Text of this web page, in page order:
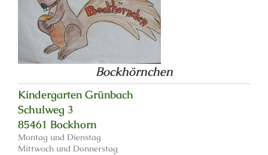
Bockhörnchen
Kindergarten Grünbach
Schulweg 3
85461 Bockhorn
Montag und Dienstag
Mittwoch und Donnerstag